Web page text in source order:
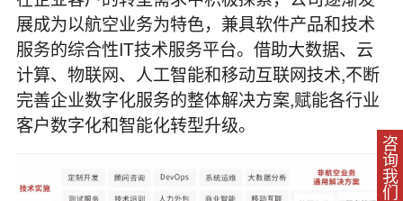
展成为以航空业务为特色，兼具软件产品和技术
服务的综合性IT技术服务平台。借助大数据、云
计算、物联网、人工智能和移动互联网技术,不断
完善企业数字化服务的整体解决方案,赋能各行业
客户数字化和智能化转型升级。
咨询我们